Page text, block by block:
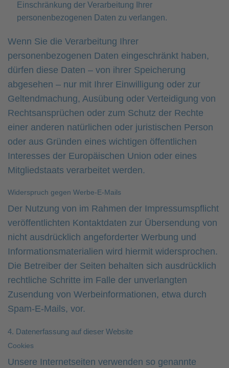
Einschränkung der Verarbeitung Ihrer
personenbezogenen Daten zu verlangen.
Wenn Sie die Verarbeitung Ihrer
personenbezogenen Daten eingeschränkt haben,
dürfen diese Daten – von ihrer Speicherung
abgesehen – nur mit Ihrer Einwilligung oder zur
Geltendmachung, Ausübung oder Verteidigung von
Rechtsansprüchen oder zum Schutz der Rechte
einer anderen natürlichen oder juristischen Person
oder aus Gründen eines wichtigen öffentlichen
Interesses der Europäischen Union oder eines
Mitgliedstaats verarbeitet werden.
Widerspruch gegen Werbe-E-Mails
Der Nutzung von im Rahmen der Impressumspflicht
veröffentlichten Kontaktdaten zur Übersendung von
nicht ausdrücklich angeforderter Werbung und
Informationsmaterialien wird hiermit widersprochen.
Die Betreiber der Seiten behalten sich ausdrücklich
rechtliche Schritte im Falle der unverlangten
Zusendung von Werbeinformationen, etwa durch
Spam-E-Mails, vor.
4. Datenerfassung auf dieser Website
Cookies
Unsere Internetseiten verwenden so genannte